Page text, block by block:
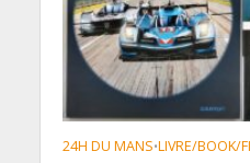
24H DU MANS•LIVRE/BOOK/